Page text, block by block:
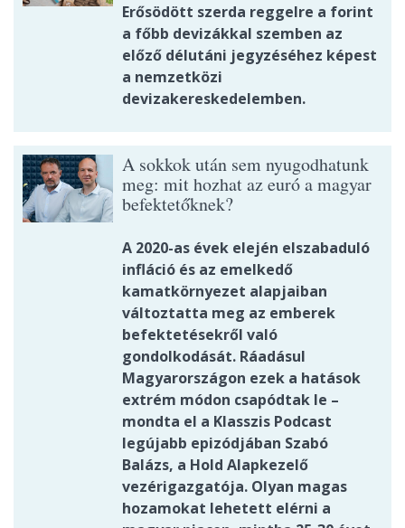
Erősödött szerda reggelre a forint
a főbb devizákkal szemben az
előző délutáni jegyzéséhez képest
a nemzetközi
devizakereskedelemben.
A sokkok után sem nyugodhatunk
meg: mit hozhat az euró a magyar
befektetőknek?
A 2020-as évek elején elszabaduló
infláció és az emelkedő
kamatkörnyezet alapjaiban
változtatta meg az emberek
befektetésekről való
gondolkodását. Ráadásul
Magyarországon ezek a hatások
extrém módon csapódtak le –
mondta el a Klasszis Podcast
legújabb epizódjában Szabó
Balázs, a Hold Alapkezelő
vezérigazgatója. Olyan magas
hozamokat lehetett elérni a